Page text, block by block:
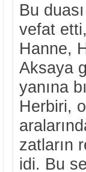
Bu
vefat
Hanne,
Aksaya
yanına
Herbiri,
zatların
idi. Bu